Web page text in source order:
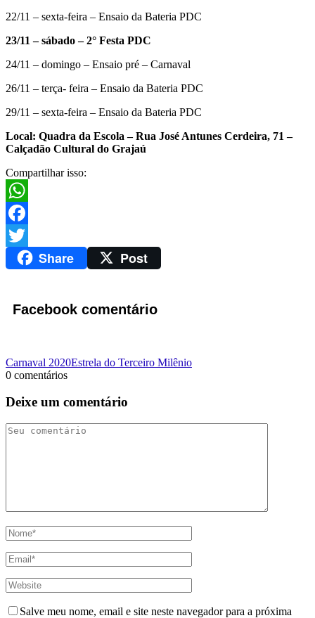
22/11 – sexta-feira – Ensaio da Bateria PDC
23/11 – sábado – 2° Festa PDC
24/11 – domingo – Ensaio pré – Carnaval
26/11 – terça- feira – Ensaio da Bateria PDC
29/11 – sexta-feira – Ensaio da Bateria PDC
Local: Quadra da Escola – Rua José Antunes Cerdeira, 71 –
Calçadão Cultural do Grajaú
Compartilhar isso:
WhatsApp
Facebook
Twitter Share Post
Facebook comentário
Carnaval 2020Estrela do Terceiro Milênio
0 comentários
Deixe um comentário
Salve meu nome, email e site neste navegador para a próxima